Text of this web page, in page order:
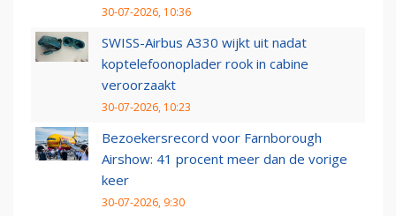
30-07-2026, 10:36
SWISS-Airbus A330 wijkt uit nadat
koptelefoonoplader rook in cabine
veroorzaakt
30-07-2026, 10:23
Bezoekersrecord voor Farnborough
Airshow: 41 procent meer dan de vorige
keer
30-07-2026, 9:30